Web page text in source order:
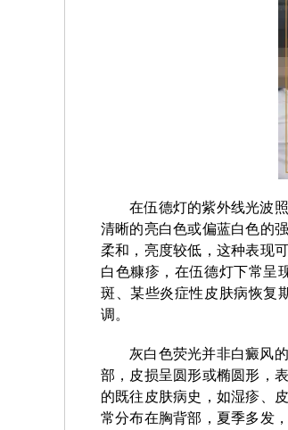
在伍德灯的紫外线光波
清晰的亮白色或偏蓝白色的
柔和，亮度较低，这种表现
白色糠疹，在伍德灯下常呈
斑、某些炎症性皮肤病恢复
调。
灰白色荧光并非白癜风
部，皮损呈圆形或椭圆形，
的既往皮肤病史，如湿疹、
常分布在胸背部，夏季多发